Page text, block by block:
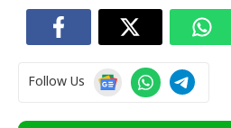
Follow Us